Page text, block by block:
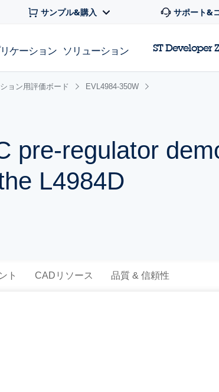
サンプル&購入 サポート&
ケーション ソリューション ST Developer
ョン用評価ボード EVL4984-350W
pre-regulator
L4984D
ト CADリソース 品質 & 信頼性